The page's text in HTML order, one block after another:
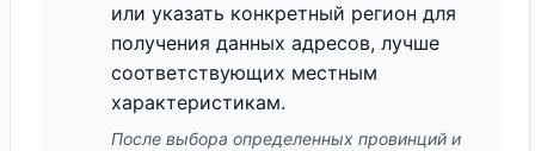
или указать конкретный регион для
получения данных адресов, лучше
соответствующих местным
характеристикам.
После выбора определенных провинций и